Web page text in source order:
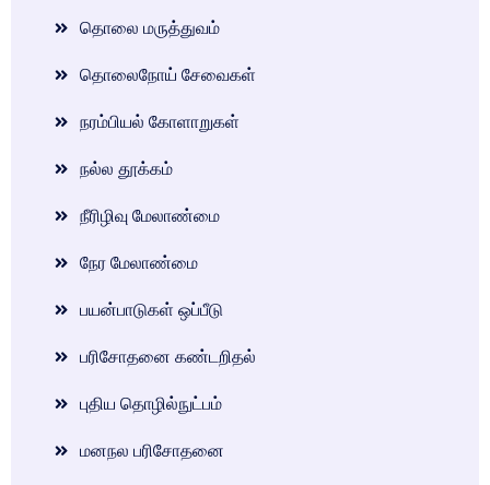
தொலை மருத்துவம்
தொலைநோய் சேவைகள்
நரம்பியல் கோளாறுகள்
நல்ல தூக்கம்
நீரிழிவு மேலாண்மை
நேர மேலாண்மை
பயன்பாடுகள் ஒப்பீடு
பரிசோதனை கண்டறிதல்
புதிய தொழில்நுட்பம்
மனநல பரிசோதனை